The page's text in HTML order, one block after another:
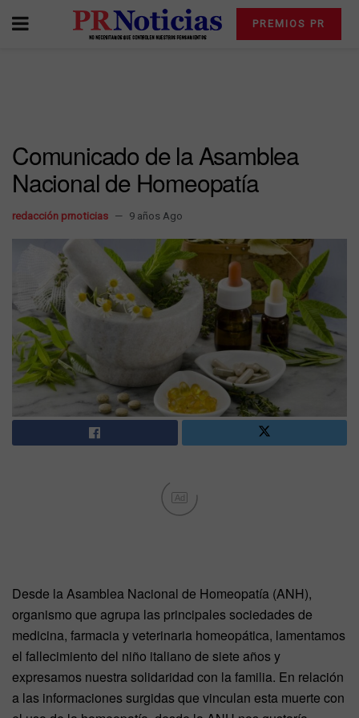
PREMIOS PR
Comunicado de la Asamblea
Nacional de Homeopatía
redacción prnoticias 9 años Ago
Ad
Desde la Asamblea Nacional de Homeopatía (ANH),
organismo que agrupa las principales sociedades de
medicina, farmacia y veterinaria homeopática, lamentamos
el fallecimiento del niño italiano de siete años y
expresamos nuestra solidaridad con la familia. En relación
a las informaciones surgidas que vinculan esta muerte con